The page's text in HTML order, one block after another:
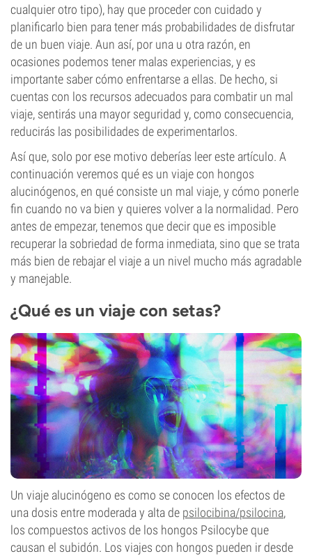
cualquier otro tipo), hay que proceder con cuidado y
planificarlo bien para tener más probabilidades de disfrutar
de un buen viaje. Aun así, por una u otra razón, en
ocasiones podemos tener malas experiencias, y es
importante saber cómo enfrentarse a ellas. De hecho, si
cuentas con los recursos adecuados para combatir un mal
viaje, sentirás una mayor seguridad y, como consecuencia,
reducirás las posibilidades de experimentarlos.
Así que, solo por ese motivo deberías leer este artículo. A
continuación veremos qué es un viaje con hongos
alucinógenos, en qué consiste un mal viaje, y cómo ponerle
fin cuando no va bien y quieres volver a la normalidad. Pero
antes de empezar, tenemos que decir que es imposible
recuperar la sobriedad de forma inmediata, sino que se trata
más bien de rebajar el viaje a un nivel mucho más agradable
y manejable.
¿Qué es un viaje con setas?
Un viaje alucinógeno es como se conocen los efectos de
una dosis entre moderada y alta de psilocibina/psilocina,
los compuestos activos de los hongos Psilocybe que
causan el subidón. Los viajes con hongos pueden ir desde